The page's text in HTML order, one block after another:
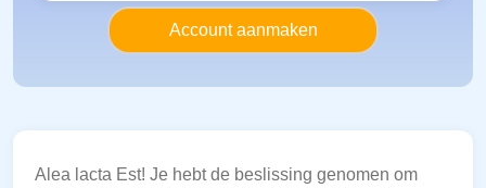
Account aanmaken
Alea lacta Est! Je hebt de beslissing genomen om